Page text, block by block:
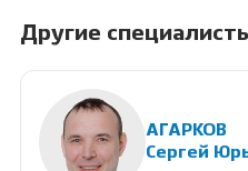
лечение зубов особенным
стоматология.
микроскопом, лечение под
детей, бережная адаптация
герметизация фиссур.
Другие
АГАРКОВ
Сергей